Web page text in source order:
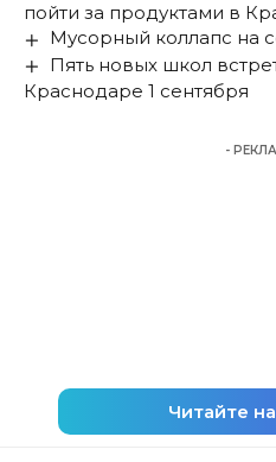
пойти за продуктами в
Мусорный коллапс на
Пять новых школ
Краснодаре 1 сентября
-
Читайте